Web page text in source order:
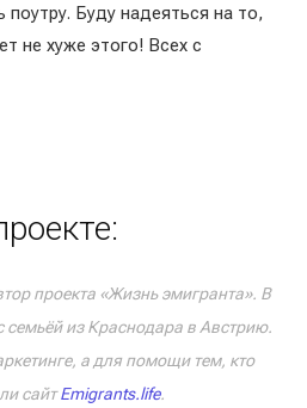
Буду надеяться на то,
не хуже этого! Всех с
проекта «Жизнь эмигранта». В
семьёй из Краснодара в Австрию.
а для помощи тем, кто
сайтEmigrants.life.